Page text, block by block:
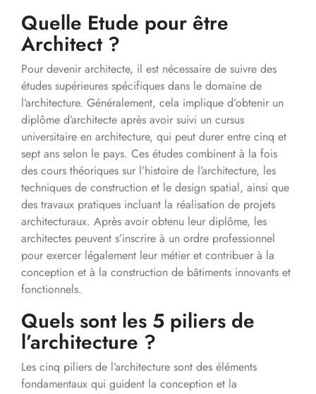
Quelle Etude pour être
Architect ?
Pour devenir architecte, il est nécessaire de suivre des
études supérieures spécifiques dans le domaine de
l’architecture. Généralement, cela implique d’obtenir un
diplôme d’architecte après avoir suivi un cursus
universitaire en architecture, qui peut durer entre cinq et
sept ans selon le pays. Ces études combinent à la fois
des cours théoriques sur l’histoire de l’architecture, les
techniques de construction et le design spatial, ainsi que
des travaux pratiques incluant la réalisation de projets
architecturaux. Après avoir obtenu leur diplôme, les
architectes peuvent s’inscrire à un ordre professionnel
pour exercer légalement leur métier et contribuer à la
conception et à la construction de bâtiments innovants et
fonctionnels.
Quels sont les 5 piliers de
l’architecture ?
Les cinq piliers de l’architecture sont des éléments
fondamentaux qui guident la conception et la